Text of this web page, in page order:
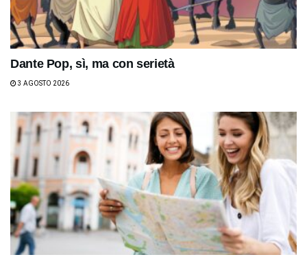
Dante Pop, sì, ma con serietà
3 AGOSTO 2026